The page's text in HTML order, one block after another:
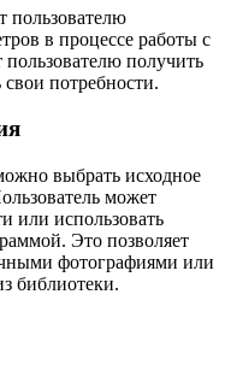
пользователю
в процессе работы с
получить
свои потребности.
выбрать исходное
может
или использовать
Это позволяет
фотографиями или
библиотеки.